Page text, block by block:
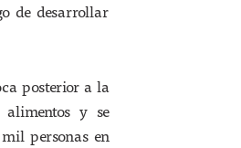
de desarrollar
posterior a la
y se
personas en